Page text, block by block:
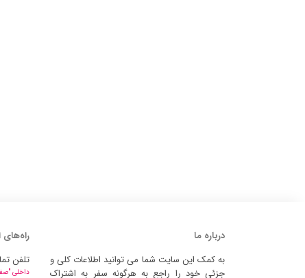
درباره ما
به کمک این سایت شما می توانید اطلاعات کلی و
جزئی خود را راجع به هرگونه سفر به اشتراک
راه‌های
تلفن
داخلی